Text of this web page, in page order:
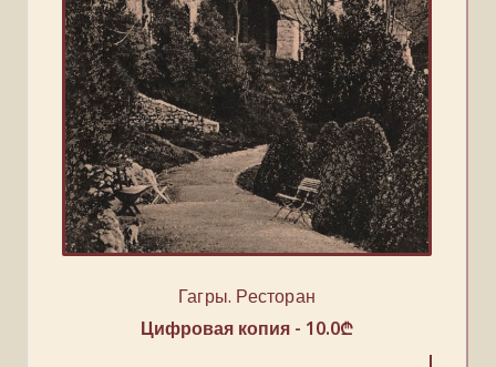
Гагры. Ресторан
Цифровая копия - 10.0₾